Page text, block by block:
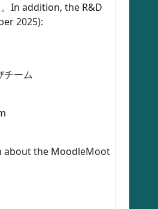
。In addition, the R&D
2025):
チーム
about the MoodleMoot